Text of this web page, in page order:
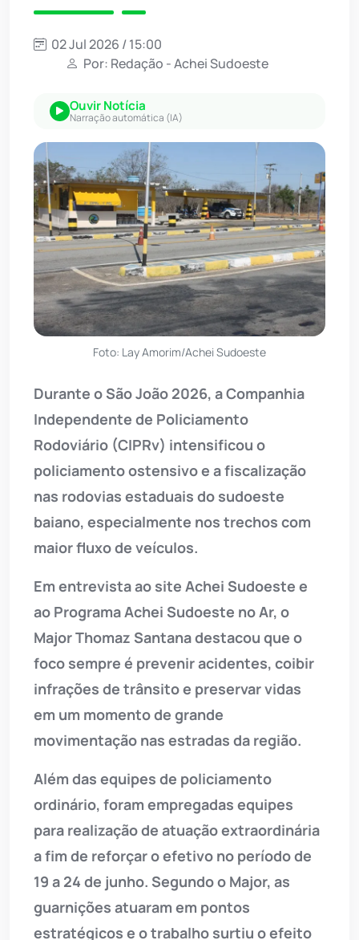
02 Jul 2026 / 15:00
Por: Redação - Achei Sudoeste
Ouvir Notícia
Narração automática (IA)
Foto: Lay Amorim/Achei Sudoeste
Durante o São João 2026, a Companhia
Independente de Policiamento
Rodoviário (CIPRv) intensificou o
policiamento ostensivo e a fiscalização
nas rodovias estaduais do sudoeste
baiano, especialmente nos trechos com
maior fluxo de veículos.
Em entrevista ao site Achei Sudoeste e
ao Programa Achei Sudoeste no Ar, o
Major Thomaz Santana destacou que o
foco sempre é prevenir acidentes, coibir
infrações de trânsito e preservar vidas
em um momento de grande
movimentação nas estradas da região.
Além das equipes de policiamento
ordinário, foram empregadas equipes
para realização de atuação extraordinária
a fim de reforçar o efetivo no período de
19 a 24 de junho. Segundo o Major, as
guarnições atuaram em pontos
estratégicos e o trabalho surtiu o efeito